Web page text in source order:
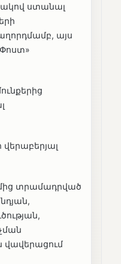
ստանալ
այս
տրամադրված
վավերացում